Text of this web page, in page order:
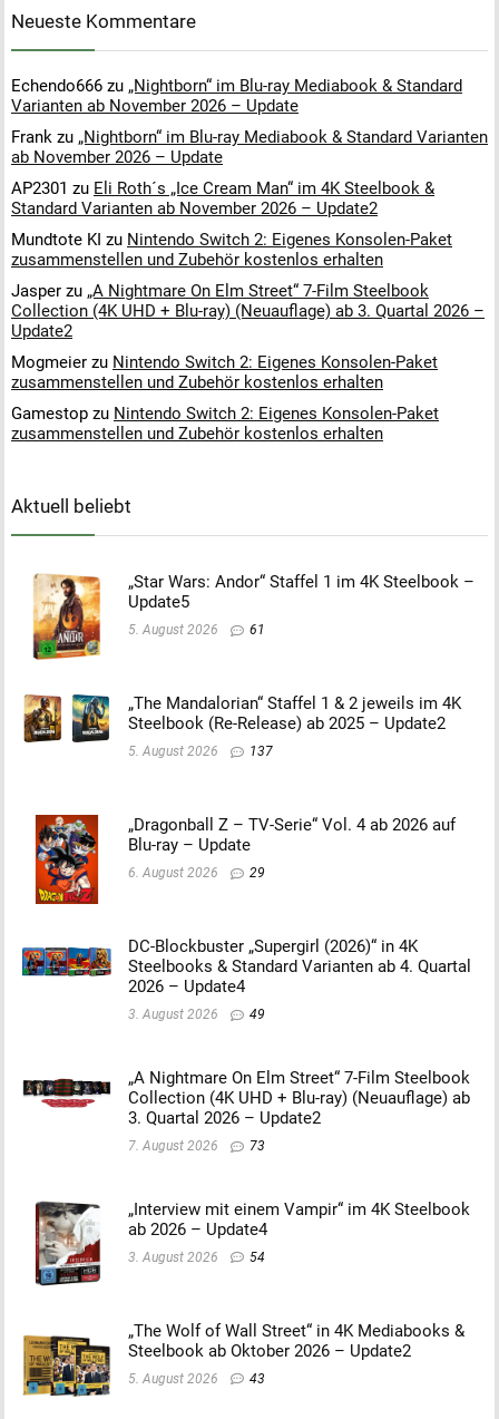
Neueste Kommentare
Echendo666 zu „Nightborn“ im Blu-ray Mediabook & Standard
Varianten ab November 2026 – Update
Frank zu „Nightborn“ im Blu-ray Mediabook & Standard Varianten
ab November 2026 – Update
AP2301 zu Eli Roth´s „Ice Cream Man“ im 4K Steelbook &
Standard Varianten ab November 2026 – Update2
Mundtote KI zu Nintendo Switch 2: Eigenes Konsolen-Paket
zusammenstellen und Zubehör kostenlos erhalten
Jasper zu „A Nightmare On Elm Street“ 7-Film Steelbook
Collection (4K UHD + Blu-ray) (Neuauflage) ab 3. Quartal 2026 –
Update2
Mogmeier zu Nintendo Switch 2: Eigenes Konsolen-Paket
zusammenstellen und Zubehör kostenlos erhalten
Gamestop zu Nintendo Switch 2: Eigenes Konsolen-Paket
zusammenstellen und Zubehör kostenlos erhalten
Aktuell beliebt
„Star Wars: Andor“ Staffel 1 im 4K Steelbook –
Update5
5. August 2026 61
„The Mandalorian“ Staffel 1 & 2 jeweils im 4K
Steelbook (Re-Release) ab 2025 – Update2
5. August 2026 137
„Dragonball Z – TV-Serie“ Vol. 4 ab 2026 auf
Blu-ray – Update
6. August 2026 29
DC-Blockbuster „Supergirl (2026)“ in 4K
Steelbooks & Standard Varianten ab 4. Quartal
2026 – Update4
3. August 2026 49
„A Nightmare On Elm Street“ 7-Film Steelbook
Collection (4K UHD + Blu-ray) (Neuauflage) ab
3. Quartal 2026 – Update2
7. August 2026 73
„Interview mit einem Vampir“ im 4K Steelbook
ab 2026 – Update4
3. August 2026 54
„The Wolf of Wall Street“ in 4K Mediabooks &
Steelbook ab Oktober 2026 – Update2
5. August 2026 43